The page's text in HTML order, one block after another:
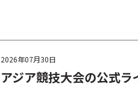
2026年07月30日
アジア競技大会の公式